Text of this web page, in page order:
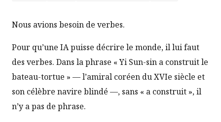
Nous avions besoin de verbes.
Pour qu’une IA puisse décrire le monde, il lui faut
des verbes. Dans la phrase « Yi Sun-sin a construit le
bateau-tortue » — l’amiral coréen du XVIe siècle et
son célèbre navire blindé —, sans « a construit », il
n’y a pas de phrase.